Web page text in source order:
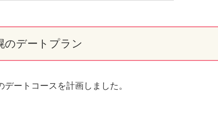
のデートプラン
ートコースを計画しました。